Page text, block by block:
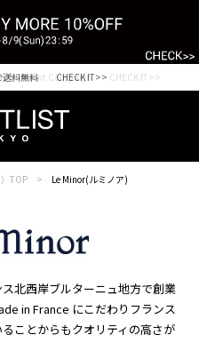
送料無料 CHECK IT>>
TOP Le Minor(ルミノア)
北西岸ブルターニュ地方で創業
in France にこだわりフランス
ことからもクオリティの高さが